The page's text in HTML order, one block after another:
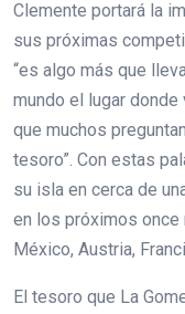
Clemente portará la
sus próximas
“es algo más que
mundo el lugar
que muchos
tesoro”. Con estas
su isla en cerca de
en los próximos
México, Austria,
El tesoro que La